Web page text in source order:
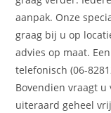
aanpak. Onze
graag bij u op
advies op maat.
telefonisch (06-
Bovendien vraagt u
uiteraard geheel